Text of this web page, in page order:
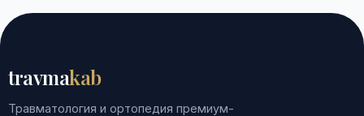
travmakab
Травматология и ортопедия премиум-